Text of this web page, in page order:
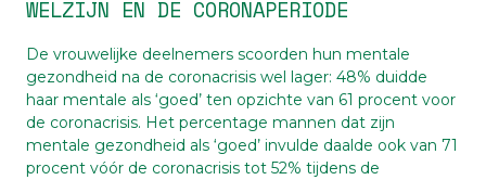
WELZIJN EN DE CORONAPERIODE
De vrouwelijke deelnemers scoorden hun mentale
gezondheid na de coronacrisis wel lager: 48% duidde
haar mentale als ‘goed’ ten opzichte van 61 procent voor
de coronacrisis. Het percentage mannen dat zijn
mentale gezondheid als ‘goed’ invulde daalde ook van 71
procent vóór de coronacrisis tot 52% tijdens de